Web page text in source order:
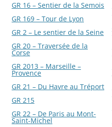
GR 16 – Sentier de la Semois
GR 169 – Tour de Lyon
GR 2 – Le sentier de la Seine
GR 20 – Traversée de la
Corse
GR 2013 – Marseille –
Provence
GR 21 – Du Havre au Tréport
GR 215
GR 22 – De Paris au Mont-
Saint-Michel